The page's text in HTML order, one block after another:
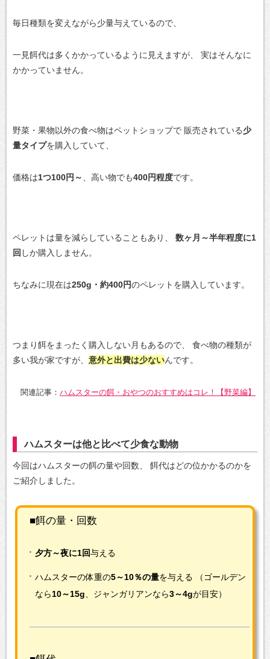
毎日種類を変えながら少量与えているので、
一見餌代は多くかかっているように見えますが、
実はそんなに
かかっていません。
野菜・果物以外の食べ物はペットショップで 販売されている少
量タイプを購入していて、
価格は1つ100円～ 、高い物でも400円程度です。
ペレットは量を減らしていることもあり、
数ヶ月～半年程度に1
回 しか購入しません。
ちなみに現在は250g・約400円のペレットを購入しています。
つまり餌をまったく購入しない月もあるので、
食べ物の種類が
多い我が家ですが、 意外と出費は少ないんです。
関連記事： ハムスターの餌・おやつのおすすめはコレ！【野菜編】
ハムスターは他と比べて少食な動物
今回はハムスターの餌の量や回数、
餌代はどの位かかるのかを
ご紹介しました。
■餌の量・回数
夕方～夜に1回与える
ハムスターの体重の5～10％の量を与える （ゴールデン
なら10～15g 、ジャンガリアンなら3～4gが目安）